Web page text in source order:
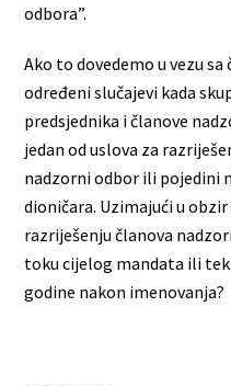
odbora”.
Ako to dovedemo u vezu
određeni slučajevi kada
predsjednika i članove
jedan od uslova za
nadzorni odbor ili pojedini
dioničara. Uzimajući u
razriješenju članova
toku cijelog mandata ili
godine nakon imenovanja?